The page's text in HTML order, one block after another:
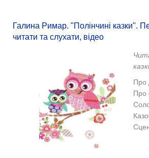
Галина Римар. "Полінчині казки".
читати та слухати, відео
Про
Про